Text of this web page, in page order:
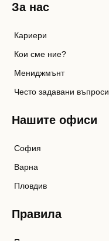
За нас
Кариери
Кои сме ние?
Мениджмънт
Често задавани въпроси
Нашите офиси
София
Варна
Пловдив
Правила